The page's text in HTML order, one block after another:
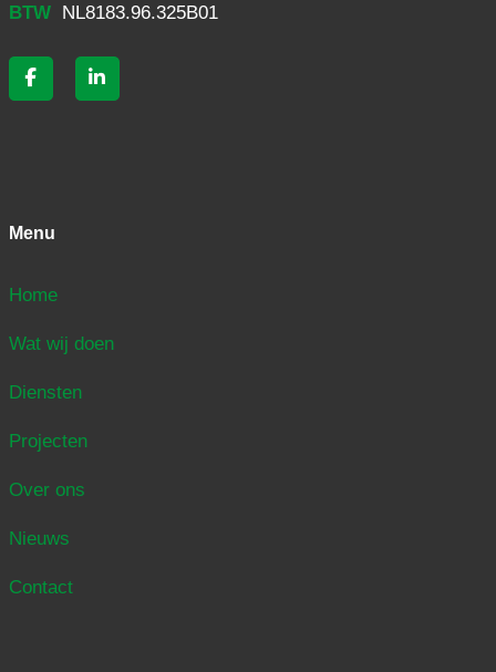
BTW
NL8183.96.325B01
Menu
Home
Wat wij doen
Diensten
Projecten
Over ons
Nieuws
Contact